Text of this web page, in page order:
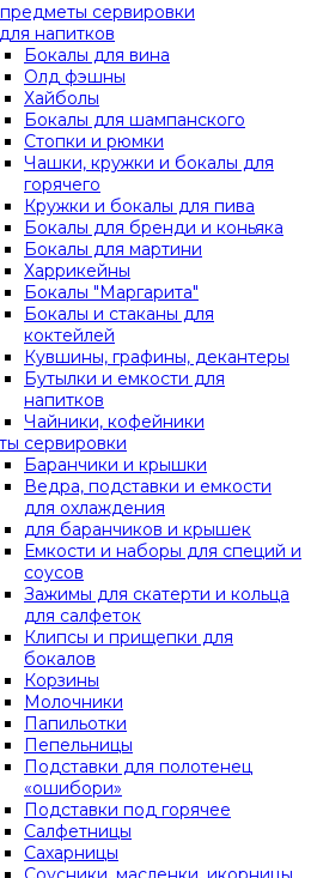
сервировки
напитков
Бокалы для вина
Олд фэшны
Хайболы
Бокалы для шампанского
Стопки и рюмки
Чашки, кружки и бокалы для
горячего
Кружки и бокалы для пива
Бокалы для бренди и коньяка
Бокалы для мартини
Харрикейны
Бокалы "Маргарита"
Бокалы и стаканы для
коктейлей
Кувшины, графины, декантеры
Бутылки и емкости для
напитков
Чайники, кофейники
сервировки
Баранчики и крышки
Ведра, подставки и емкости
для охлаждения
для баранчиков и крышек
Емкости и наборы для специй и
соусов
Зажимы для скатерти и кольца
для салфеток
Клипсы и прищепки для
бокалов
Корзины
Молочники
Папильотки
Пепельницы
Подставки для полотенец
«ошибори»
Подставки под горячее
Салфетницы
Сахарницы